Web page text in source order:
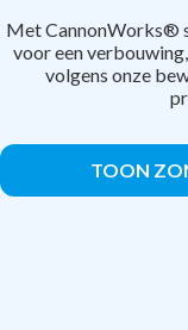
Met CannonWorks®
voor een
volgens onze
TOON